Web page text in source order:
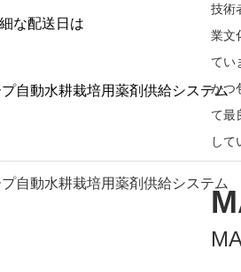
な配送日は
技術
業文
てい
かつ
て最
して